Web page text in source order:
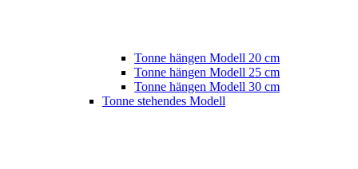
Tonne hängen Modell 20 cm
Tonne hängen Modell 25 cm
Tonne hängen Modell 30 cm
Tonne stehendes Modell